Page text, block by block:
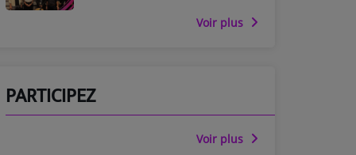
Voir plus
PARTICIPEZ
Voir plus